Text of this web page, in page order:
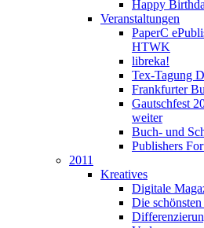
Happy
Veranstaltungen
PaperC
HTWK
libreka!
Tex-Tagung
Frankfurter
Gautschfest
weiter
Buch- und
Publishers
2011
Kreatives
Digitale
Die